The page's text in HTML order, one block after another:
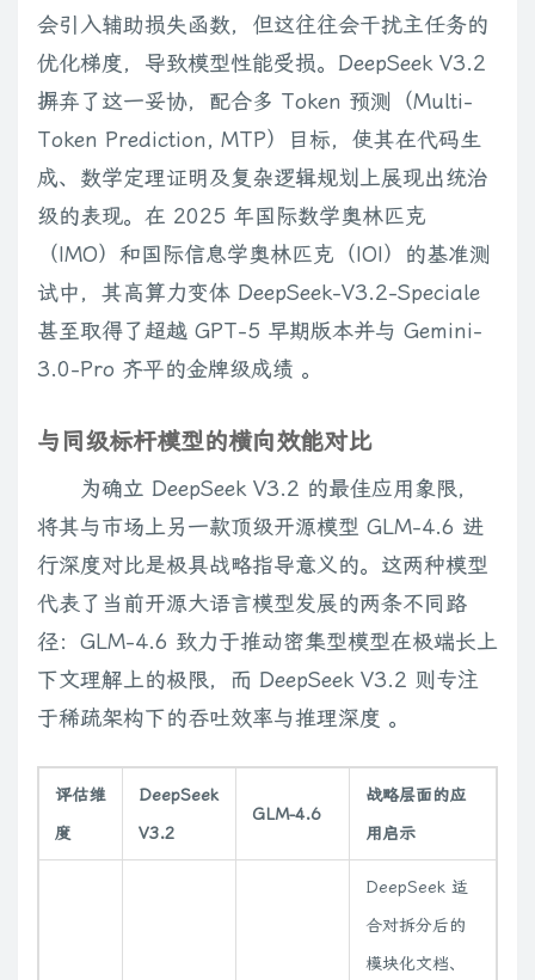
会引入辅助损失函数，但这往往会干扰主任务的
优化梯度，导致模型性能受损。DeepSeek V3.2
摒弃了这一妥协，配合多 Token 预测（Multi-
Token Prediction, MTP）目标，使其在代码生
成、数学定理证明及复杂逻辑规划上展现出统治
级的表现。在 2025 年国际数学奥林匹克
（IMO）和国际信息学奥林匹克（IOI）的基准测
试中，其高算力变体 DeepSeek-V3.2-Speciale
甚至取得了超越 GPT-5 早期版本并与 Gemini-
3.0-Pro 齐平的金牌级成绩 。
与同级标杆模型的横向效能对比
为确立 DeepSeek V3.2 的最佳应用象限，
将其与市场上另一款顶级开源模型 GLM-4.6 进
行深度对比是极具战略指导意义的。这两种模型
代表了当前开源大语言模型发展的两条不同路
径：GLM-4.6 致力于推动密集型模型在极端长上
下文理解上的极限，而 DeepSeek V3.2 则专注
于稀疏架构下的吞吐效率与推理深度 。
评估维
度
DeepSeek
V3.2
GLM-4.6
战略层面的应
用启示
DeepSeek 适
合对拆分后的
模块化文档、